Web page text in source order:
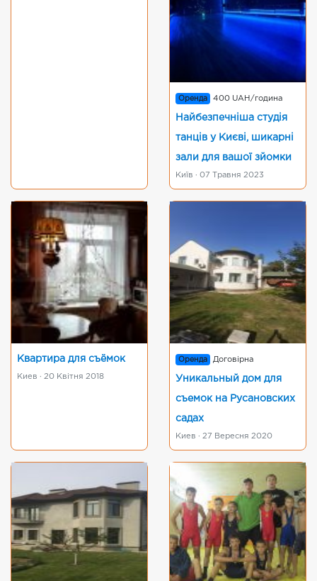
Оренда 400 UAH/година
Найбезпечніша студія
танців у Києві, шикарні
зали для вашої зйомки
Київ · 07 Травня 2023
Квартира для съёмок
Киев · 20 Квітня 2018
Оренда Договірна
Уникальный дом для
съемок на Русановских
садах
Киев · 27 Вересня 2020